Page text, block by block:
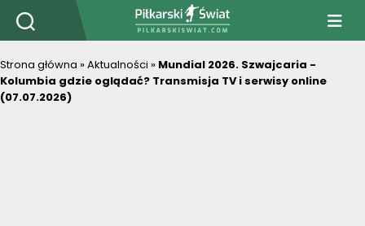
PiłkarskiSwiat.com
Strona główna »Aktualności » Mundial 2026. Szwajcaria -
Kolumbia gdzie oglądać? Transmisja TV i serwisy online
(07.07.2026)